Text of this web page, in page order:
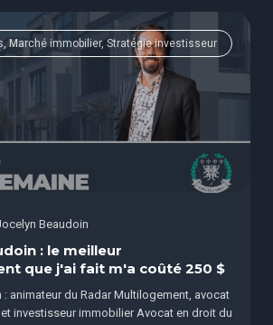
Marché immobilier, Stratégie investisseur
Beaudoin
: le meilleur
que j'ai fait m'a coûté 250 $
animateur du Radar Multilogement, avocat
investisseur immobilier Avocat en droit du